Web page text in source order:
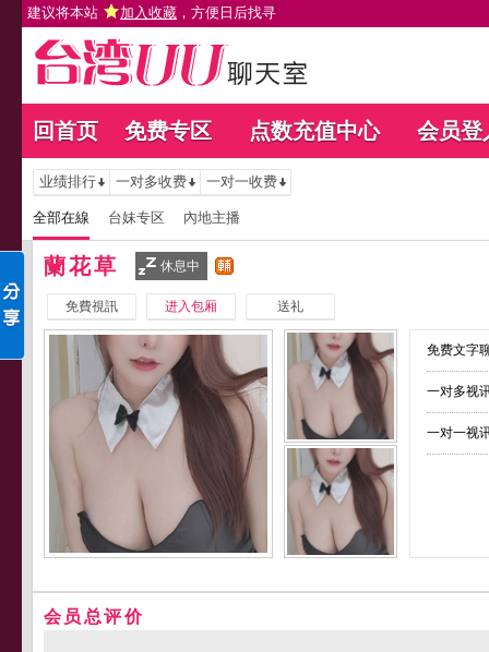
建议将本站 加入收藏 ，方便日后找寻
回首页 免费专区 点数充值中心 会员登
业绩排行 一对多收费 一对一收费
全部在線 台妹专区 內地主播
蘭花草 休息中
免費視訊 进入包厢 送礼
免费文字
一对多视
一对一视
会员总评价